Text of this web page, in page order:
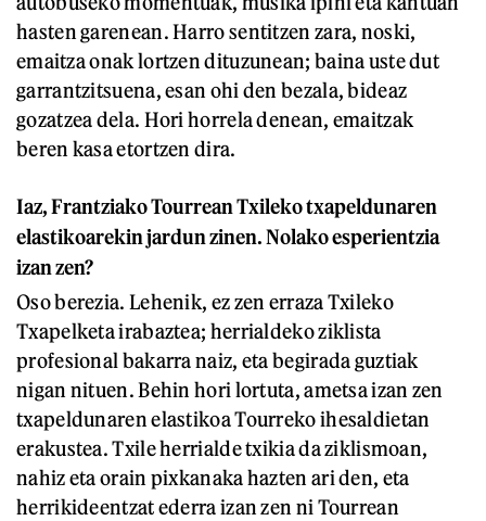
hasten garenean. Harro sentitzen zara, noski,
emaitza onak lortzen dituzunean; baina uste dut
garrantzitsuena, esan ohi den bezala, bideaz
gozatzea dela. Hori horrela denean, emaitzak
beren kasa etortzen dira.
Iaz, Frantziako Tourrean Txileko txapeldunaren
elastikoarekin jardun zinen. Nolako esperientzia
izan zen?
Oso berezia. Lehenik, ez zen erraza Txileko
Txapelketa irabaztea; herrialdeko ziklista
profesional bakarra naiz, eta begirada guztiak
nigan nituen. Behin hori lortuta, ametsa izan zen
txapeldunaren elastikoa Tourreko ihesaldietan
erakustea. Txile herrialde txikia da ziklismoan,
nahiz eta orain pixkanaka hazten ari den, eta
herrikideentzat ederra izan zen ni Tourrean